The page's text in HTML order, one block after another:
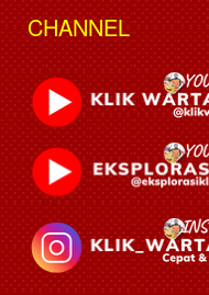
CHANNEL